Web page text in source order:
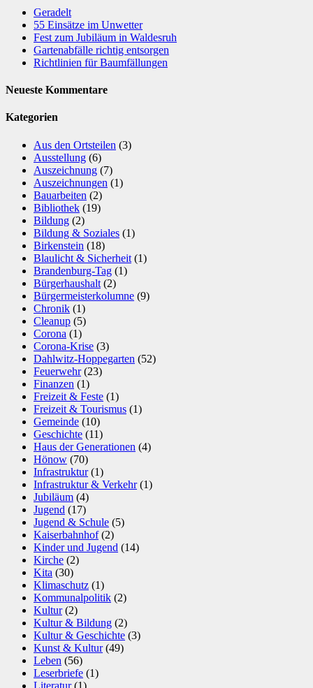
Geradelt
​55 Einsätze im Unwetter
Fest zum Jubiläum in Waldesruh
Gartenabfälle richtig entsorgen
Richtlinien für Baumfällungen
Neueste Kommentare
Kategorien
Aus den Ortsteilen (3)
Ausstellung (6)
Auszeichnung (7)
Auszeichnungen (1)
Bauarbeiten (2)
Bibliothek (19)
Bildung (2)
Bildung & Soziales (1)
Birkenstein (18)
Blaulicht & Sicherheit (1)
Brandenburg-Tag (1)
Bürgerhaushalt (2)
Bürgermeisterkolumne (9)
Chronik (1)
Cleanup (5)
Corona (1)
Corona-Krise (3)
Dahlwitz-Hoppegarten (52)
Feuerwehr(23)
Finanzen (1)
Freizeit & Feste (1)
Freizeit & Tourismus (1)
Gemeinde (10)
Geschichte (11)
Haus der Generationen (4)
Hönow (70)
Infrastruktur(1)
Infrastruktur & Verkehr(1)
Jubiläum (4)
Jugend (17)
Jugend & Schule (5)
Kaiserbahnhof(2)
Kinder und Jugend (14)
Kirche (2)
Kita (30)
Klimaschutz (1)
Kommunalpolitik (2)
Kultur(2)
Kultur & Bildung (2)
Kultur & Geschichte (3)
Kunst & Kultur(49)
Leben (56)
Leserbriefe (1)
Literatur(1)